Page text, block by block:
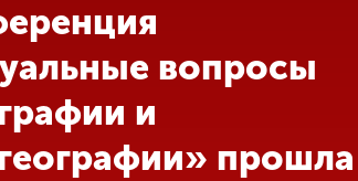
вопросы
и
прошла